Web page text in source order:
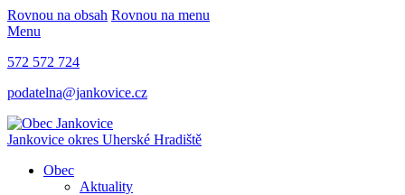
Rovnou na obsah Rovnou na menu
Menu
572 572 724
podatelna@jankovice.cz
Jankovice okres Uherské Hradiště
Obec
Aktuality